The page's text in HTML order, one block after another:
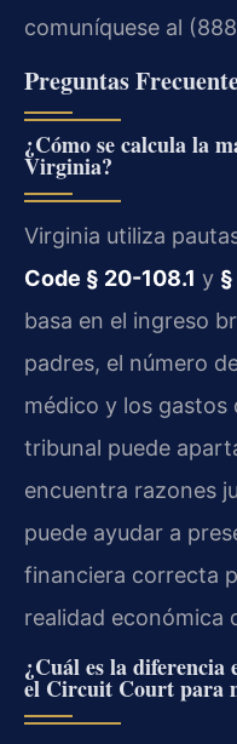
comuníquese al
Preguntas
¿Cómo se calcula la
Virginia?
Virginia utiliza
Code § 20-108.1 y
basa en el ingreso
padres, el número
médico y los gastos
tribunal puede
encuentra razones
puede ayudar a
financiera correcta
realidad económica
¿Cuál es la
el Circuit Court para